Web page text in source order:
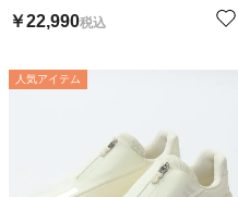
￥22,990税込
人気アイテム